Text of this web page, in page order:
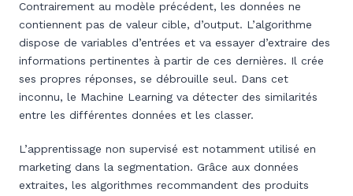
Contrairement au modèle précédent, les données ne
contiennent pas de valeur cible, d’output. L’algorithme
dispose de variables d’entrées et va essayer d’extraire des
informations pertinentes à partir de ces dernières. Il crée
ses propres réponses, se débrouille seul. Dans cet
inconnu, le Machine Learning va détecter des similarités
entre les différentes données et les classer.
L’apprentissage non supervisé est notamment utilisé en
marketing dans la segmentation. Grâce aux données
extraites, les algorithmes recommandent des produits